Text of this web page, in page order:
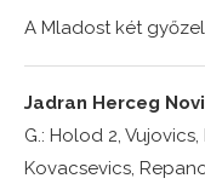
A Mladost két
Jadran Herceg
G.: Holod 2,
Kovacsevics,